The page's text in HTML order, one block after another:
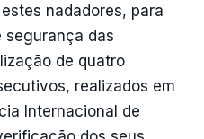
nadadores, para
segurança das
de quatro
realizados em
Internacional de